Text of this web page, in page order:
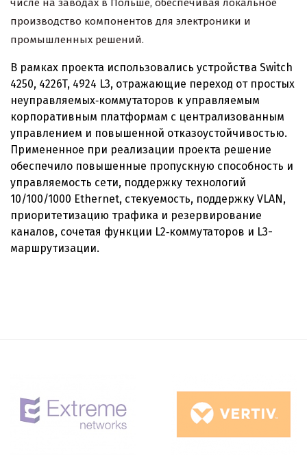
числе на заводах в Польше, обеспечивая локальное
производство компонентов для электроники и
промышленных решений.
В рамках проекта использовались устройства Switch
4250, 4226T, 4924 L3, отражающие переход от простых
неуправляемых‑коммутаторов к управляемым
корпоративным платформам с централизованным
управлением и повышенной отказоустойчивостью.
Примененное при реализации проекта решение
обеспечило повышенные пропускную способность и
управляемость сети, поддержку технологий
10/100/1000 Ethernet, стекуемость, поддержку VLAN,
приоритетизацию трафика и резервирование
каналов, сочетая функции L2‑коммутаторов и L3-
маршрутизации.